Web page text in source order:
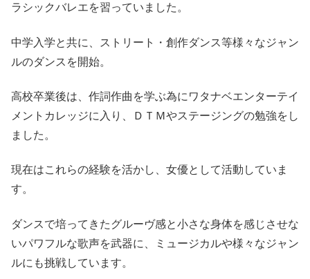
ラシックバレエを習っていました。
中学入学と共に、ストリート・創作ダンス等様々なジャン
ルのダンスを開始。
高校卒業後は、作詞作曲を学ぶ為にワタナベエンターテイ
メントカレッジに入り、ＤＴＭやステージングの勉強をし
ました。
現在はこれらの経験を活かし、女優として活動していま
す。
ダンスで培ってきたグルーヴ感と小さな身体を感じさせな
いパワフルな歌声を武器に、ミュージカルや様々なジャン
ルにも挑戦しています。